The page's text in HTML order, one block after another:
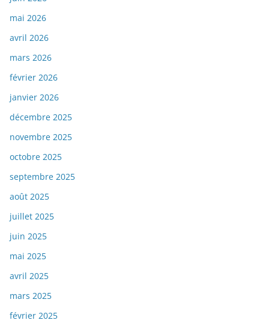
mai 2026
avril 2026
mars 2026
février 2026
janvier 2026
décembre 2025
novembre 2025
octobre 2025
septembre 2025
août 2025
juillet 2025
juin 2025
mai 2025
avril 2025
mars 2025
février 2025